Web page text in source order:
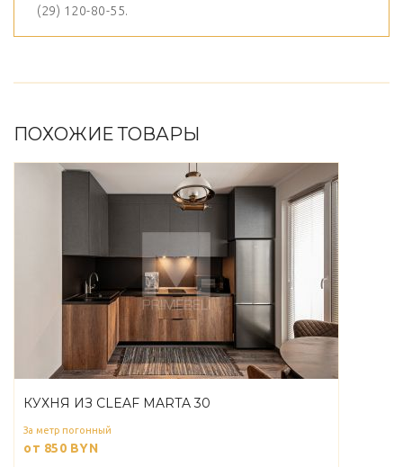
(29) 120-80-55.
ПОХОЖИЕ ТОВАРЫ
КУХНЯ ИЗ CLEAF MARTA 30
За метр погонный
от 850 BYN